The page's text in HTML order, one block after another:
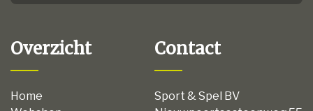
Overzicht
Home
Contact
Sport & Spel BV